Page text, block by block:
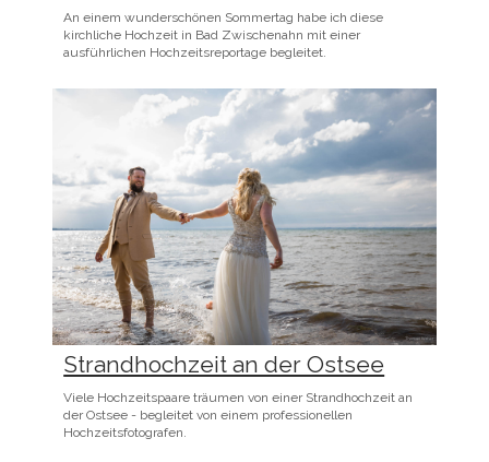
An einem wunderschönen Sommertag habe ich diese
kirchliche Hochzeit in Bad Zwischenahn mit einer
ausführlichen Hochzeitsreportage begleitet.
Strandhochzeit an der Ostsee
Viele Hochzeitspaare träumen von einer Strandhochzeit an
der Ostsee - begleitet von einem professionellen
Hochzeitsfotografen.